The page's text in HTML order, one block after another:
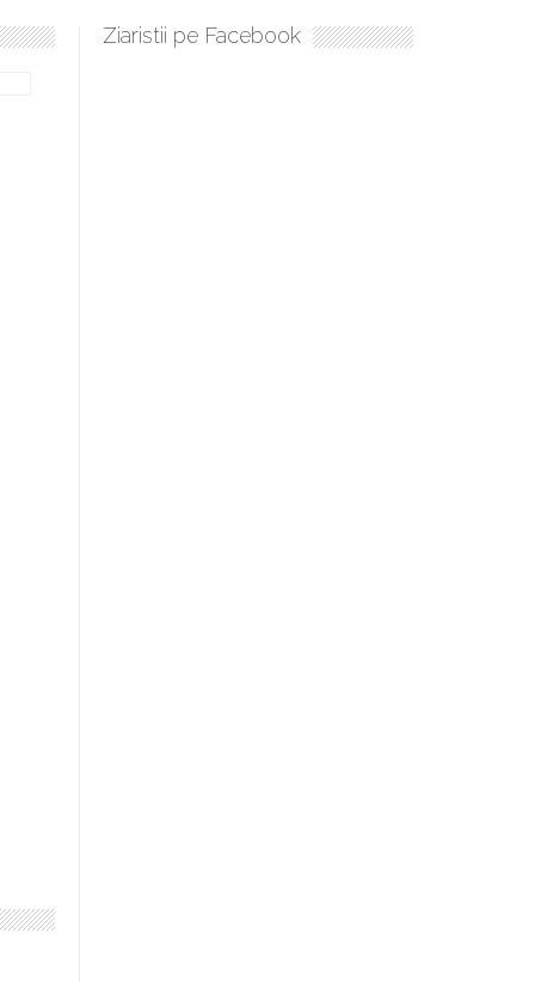
sculați, boieri mari! Sara Nukina are nevoie de ajutorul nostru!
Ziaristii pe Facebook